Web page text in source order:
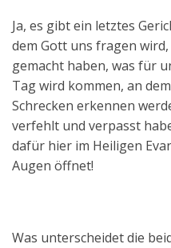
Ja, es gibt ein letztes
dem Gott uns fragen
gemacht haben, was für
Tag wird kommen, an
Schrecken erkennen
verfehlt und verpasst
dafür hier im Heiligen
Augen öffnet!
Was unterscheidet die